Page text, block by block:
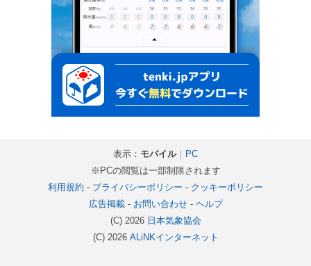
表示： モバイル｜ PC
※PCの閲覧は一部制限されます
利用規約 - プライバシーポリシー - クッキーポリシー
広告掲載- お問い合わせ- ヘルプ
(C) 2026 日本気象協会
(C) 2026 ALiNKインターネット